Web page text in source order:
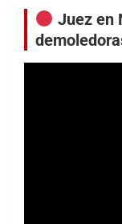
Juez en